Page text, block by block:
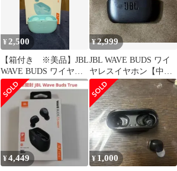
¥ 2,500
【箱付き ※美品】JBL
WAVE BUDS ワイヤレ
スイヤホン※一箇所ヒ
ビ有り
¥2,999
JBL WAVE BUDS ワイ
ヤレスイヤホン【中
古】
¥4,449 ¥1,000